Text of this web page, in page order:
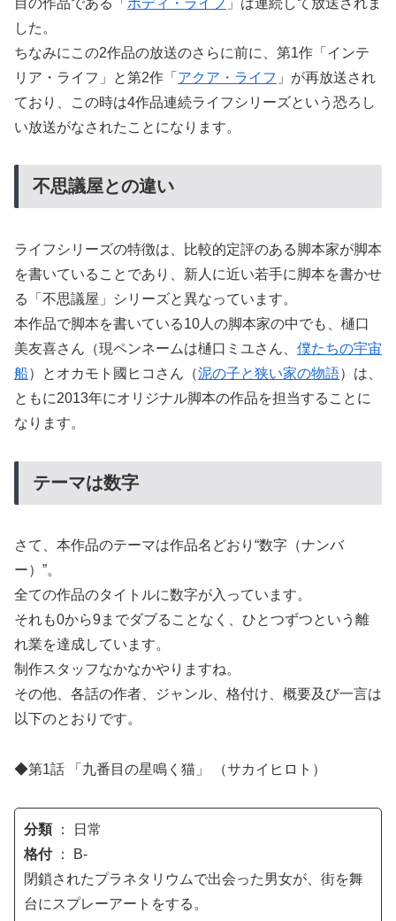
した。
ちなみにこの2作品の放送のさらに前に、第1作「インテ
リア・ライフ」と第2作「 アクア・ライフ 」が再放送され
ており、この時は4作品連続ライフシリーズという恐ろし
い放送がなされたことになります。
不思議屋との違い
ライフシリーズの特徴は、比較的定評のある脚本家が脚本
を書いていることであり、新人に近い若手に脚本を書かせ
る「不思議屋」シリーズと異なっています。
本作品で脚本を書いている10人の脚本家の中でも、樋口
美友喜さん（現ペンネームは樋口ミユさん、 僕たちの宇宙
船）とオカモト國ヒコさん（泥の子と狭い家の物語）は、
ともに2013年にオリジナル脚本の作品を担当することに
なります。
テーマは数字
さて、本作品のテーマは作品名どおり“数字（ナンバ
ー）”。
全ての作品のタイトルに数字が入っています。
それも0から9までダブることなく、ひとつずつという離
れ業を達成しています。
制作スタッフなかなかやりますね。
その他、各話の作者、ジャンル、格付け、概要及び一言は
以下のとおりです。
◆第1話 「九番目の星鳴く猫」 （サカイヒロト）
分類： 日常
格付： B-
閉鎖されたプラネタリウムで出会った男女が、街を舞
台にスプレーアートをする。